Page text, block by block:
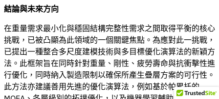
結論與未來方向
在重量需求最小化與穩固結構完整性需求之間取得平衡的核心
挑戰，已被凸顯為此領域的一個關鍵焦點。為應對此一挑戰，
已提出一種整合多尺度建模技術與多目標優化演算法的新穎方
法。此框架旨在同時針對重量、剛性、疲勞壽命與抗衝擊性進
行優化，同時納入製造限制以確保所產生疊層方案的可行性。
此方法亦建議善用先進的優化演算法，例如基於帕累托的